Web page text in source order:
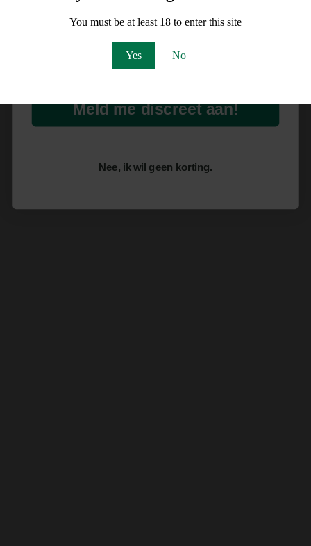
You must be at least 18 to enter this site
Yes No
op je order!
Meld me discreet aan!
Nee, ik wil geen korting.